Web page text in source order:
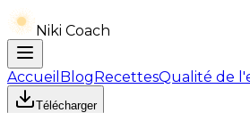
Niki Coach
Accueil BlogRecettesQualité de
Télécharger